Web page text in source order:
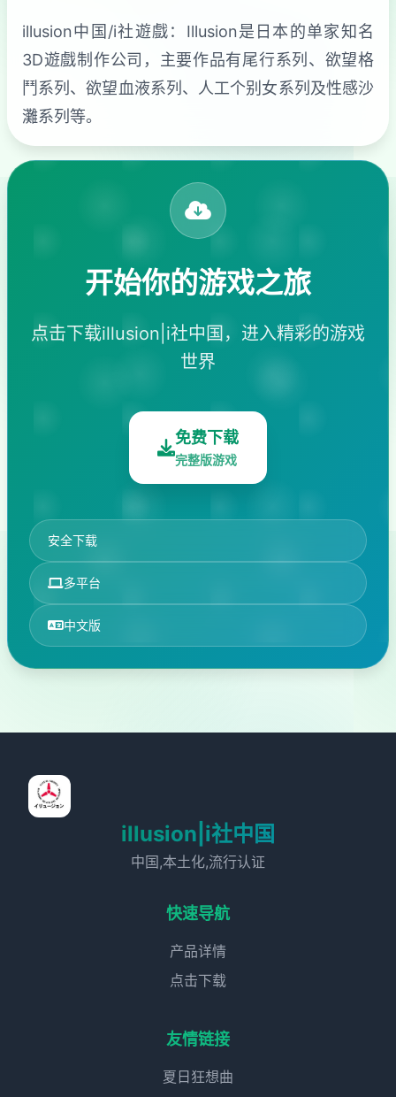
illusion中国/i社遊戲：Illusion是日本的单家知名
3D遊戲制作公司，主要作品有尾行系列、欲望格
鬥系列、欲望血液系列、人工个别女系列及性感沙
灘系列等。
开始你的游戏之旅
点击下载illusion|i社中国，进入精彩的游戏
世界
免费下载
完整版游戏
安全下载
多平台
中文版
illusion|i社中国
中国,本土化,流行认证
快速导航
产品详情
点击下载
友情链接
夏日狂想曲